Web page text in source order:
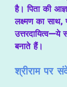
है। पिता की
लक्ष्मण का साथ,
उत्तरदायित्व—ये
बनाते हैं।
श्रीराम पर